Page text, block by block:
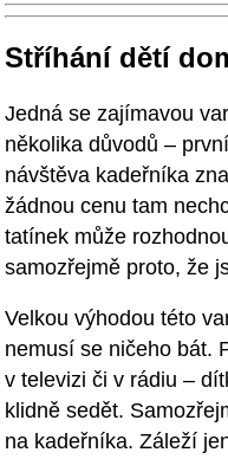
Stříhání dětí
Jedná se zajímavou
několika důvodů –
návštěva kadeřníka
žádnou cenu tam
tatínek může
samozřejmě proto, že
Velkou výhodou této
nemusí se ničeho bát.
v televizi či v rádiu –
klidně sedět.
na kadeřníka. Záleží